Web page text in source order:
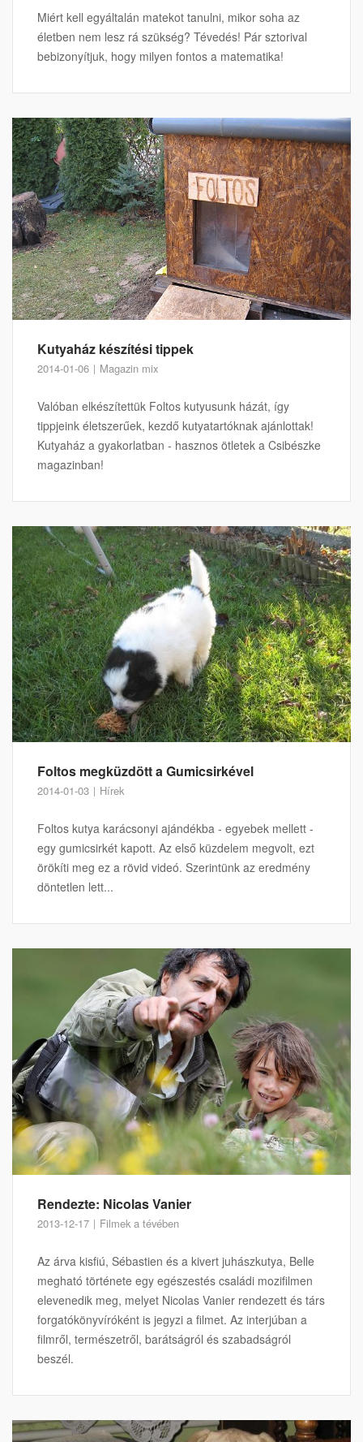
Miért kell egyáltalán matekot tanulni, mikor soha az
életben nem lesz rá szükség? Tévedés! Pár sztorival
bebizonyítjuk, hogy milyen fontos a matematika!
Kutyaház készítési tippek
2014-01-06 Magazin mix
Valóban elkészítettük Foltos kutyusunk házát, így
tippjeink életszerűek, kezdő kutyatartóknak ajánlottak!
Kutyaház a gyakorlatban - hasznos ötletek a Csibészke
magazinban!
Foltos megküzdött a Gumicsirkével
2014-01-03 Hírek
Foltos kutya karácsonyi ajándékba - egyebek mellett -
egy gumicsirkét kapott. Az első küzdelem megvolt, ezt
örökíti meg ez a rövid videó. Szerintünk az eredmény
döntetlen lett...
Rendezte: Nicolas Vanier
2013-12-17 Filmek a tévében
Az árva kisfiú, Sébastien és a kivert juhászkutya, Belle
megható története egy egészestés családi mozifilmen
elevenedik meg, melyet Nicolas Vanier rendezett és társ
forgatókönyvíróként is jegyzi a filmet. Az interjúban a
filmről, természetről, barátságról és szabadságról
beszél.